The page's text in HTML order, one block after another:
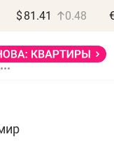
$ 81.41 0.48